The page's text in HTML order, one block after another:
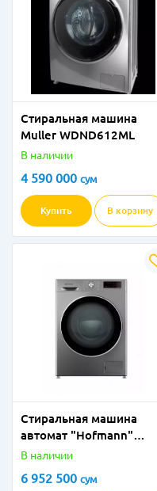
Стиральная машина
Muller WDND612ML
В наличии
4 590 000 сум
Купить В корзину
Стиральная машина
автомат "Hofmann"
WМ814SDG/HF (Серая) 8
В наличии
6 952 500 сум